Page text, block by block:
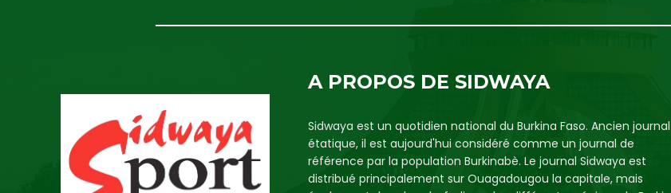
A PROPOS DE SIDWAYA
Sidwaya est un quotidien national du Burkina Faso. Ancien journal
étatique, il est aujourd'hui considéré comme un journal de
référence par la population Burkinabè. Le journal Sidwaya est
distribué principalement sur Ouagadougou la capitale, mais